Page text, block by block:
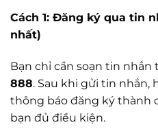
Cách 1: Đăng ký qua tin
nhất)
Bạn chỉ cần soạn tin nhắn
888. Sau khi gửi tin nhắn,
thông báo đăng ký thành
bạn đủ điều kiện.